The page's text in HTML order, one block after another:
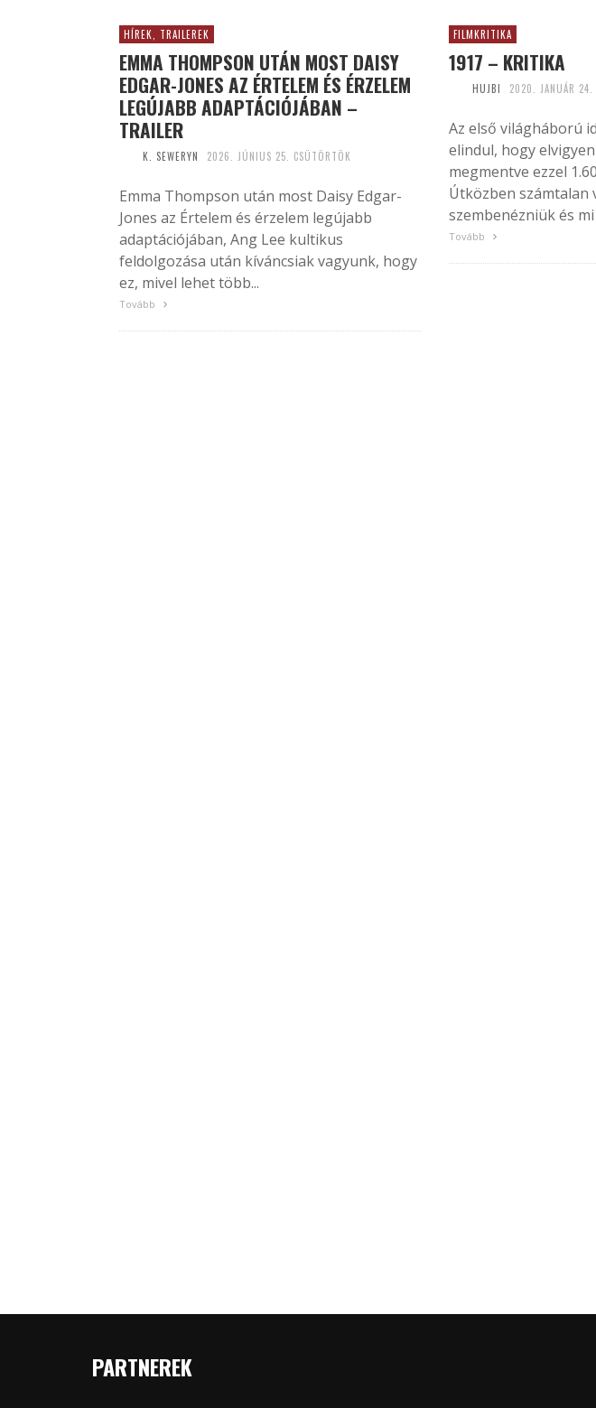
HÍREK, TRAILEREK
EMMA THOMPSON UTÁN MOST DAISY
EDGAR-JONES AZ ÉRTELEM ÉS ÉRZELEM
LEGÚJABB ADAPTÁCIÓJÁBAN –
TRAILER
K. SEWERYN 2026. JÚNIUS 25. CSÜTÖRTÖK
Emma Thompson után most Daisy Edgar-
Jones az Értelem és érzelem legújabb
adaptációjában, Ang Lee kultikus
feldolgozása után kíváncsiak vagyunk, hogy
ez, mivel lehet több...
Tovább
FILMKRITIKA
1917 – KRITIKA
HUJBI 2020. JANUÁR 24.
Az első világháború
elindul, hogy
megmentve ezzel
Útközben számtalan
szembenézniük és
Tovább
PARTNEREK